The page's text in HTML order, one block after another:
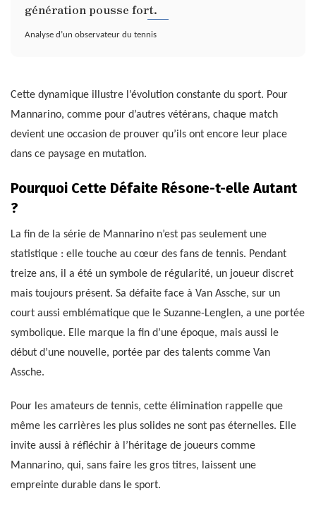
génération pousse fort.
Analyse d’un observateur du tennis
Cette dynamique illustre l’évolution constante du sport. Pour
Mannarino, comme pour d’autres vétérans, chaque match
devient une occasion de prouver qu’ils ont encore leur place
dans ce paysage en mutation.
Pourquoi Cette Défaite Résone-t-elle Autant
?
La fin de la série de Mannarino n’est pas seulement une
statistique : elle touche au cœur des fans de tennis. Pendant
treize ans, il a été un symbole de régularité, un joueur discret
mais toujours présent. Sa défaite face à Van Assche, sur un
court aussi emblématique que le Suzanne-Lenglen, a une portée
symbolique. Elle marque la fin d’une époque, mais aussi le
début d’une nouvelle, portée par des talents comme Van
Assche.
Pour les amateurs de tennis, cette élimination rappelle que
même les carrières les plus solides ne sont pas éternelles. Elle
invite aussi à réfléchir à l’héritage de joueurs comme
Mannarino, qui, sans faire les gros titres, laissent une
empreinte durable dans le sport.